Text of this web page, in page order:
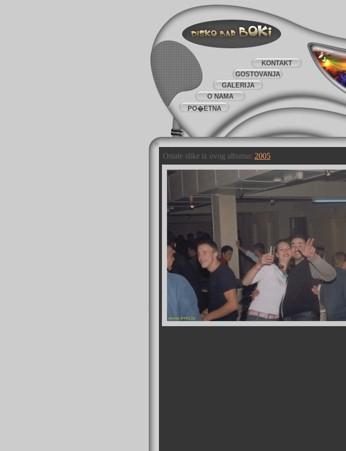
PO�ETNA
O NAMA
GALERIJA
GOSTOVANJA
KONTAKT
Ostale slike iz ovog albuma: 2005